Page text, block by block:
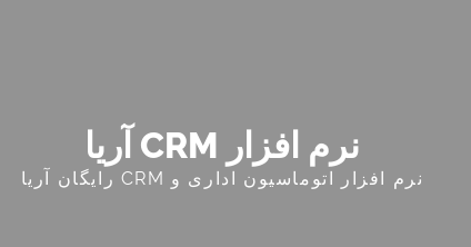
نرم افزار CRM آریا
نرم افزار اتوماسیون اداری و CRM رایگان آریا